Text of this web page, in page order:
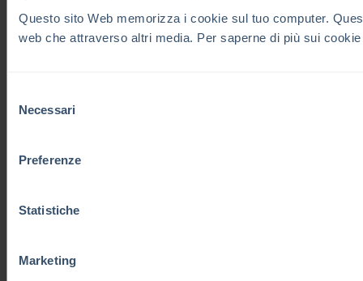
Questo sito Web memorizza i cookie sul tuo computer.
web che attraverso altri media. Per saperne di più sui
delNecessari
Preferenze
Statistiche
Marketing